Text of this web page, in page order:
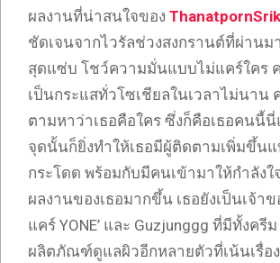
ผลงานที่น่าสนใจของ
ชัดเจนจากไวรัลช่วงสงกรานต์ที่ผ่านม
สุดแซ่บ โชว์ความมั่นแบบไม่แคร์ใคร
เป็นกระแสทั่วโซเชียลในเวลาไม่นาน
ตามหาว่าเธอคือใคร ซึ่งก็คือเธอคนนี้
จุดนั้นก็ยิ่งทำให้เธอมีผู้ติดตามเพิ่มขึ้น
กระโดด พร้อมกับมีคนเข้ามาให้กำลัง
ผลงานของเธอมากขึ้น เธอยังเป็นเจ้า
แคร์ YONE’ และ Guzjunggg ที่มีทั้งครี
ผลิตภัณฑ์ดูแลผิวอีกหลายตัวที่เน้นเรื่อ